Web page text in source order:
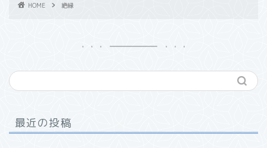
HOME 絶縁
最近の投稿